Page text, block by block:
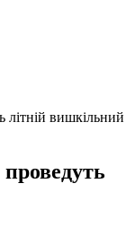
літній вишкільний